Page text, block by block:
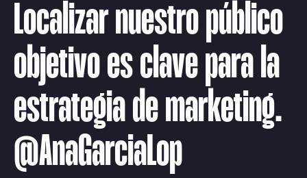
Localizar nuestro público
objetivo es clave para la
estrategia de marketing.
@AnaGarciaLop